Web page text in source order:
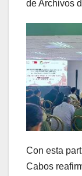
de Archivos
Con esta
Cabos